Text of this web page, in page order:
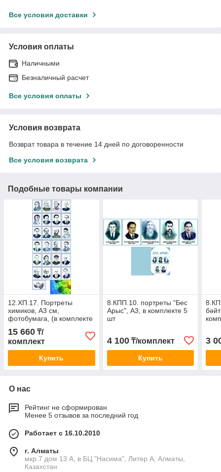
Все условия доставки
Условия оплаты
Наличными
Безналичный расчет
Все условия оплаты
Условия возврата
Возврат товара в течение 14 дней по договоренности
Все условия возврата
Подобные товары компании
12.ХП.17. Портреты
химиков, А3 см,
фотобумага, (в комплекте
15 660 ₸/
комплект
Купить
8.КПП.10. портреты "Бес
Арыс", А3, в комплекте 5
шт
4 100₸/комплект
Купить
3
О нас
Рейтинг не сформирован
Менее 5 отзывов за последний год
Работает с 16.10.2010
г. Алматы
мкр.7 дом 13 А, в БЦ "Насима", Литер А, Алматы,
Казахстан